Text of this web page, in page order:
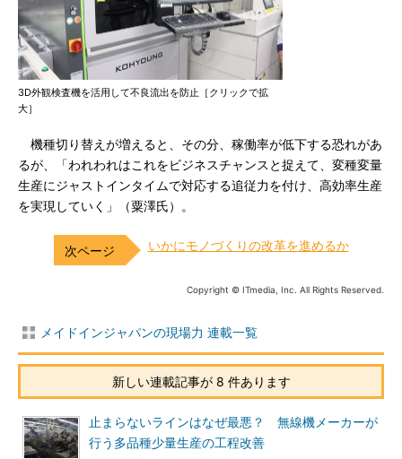
3D外観検査機を活用して不良流出を防止［クリックで拡
大］
機種切り替えが増えると、その分、稼働率が低下する恐れがあ
るが、「われわれはこれをビジネスチャンスと捉えて、変種変量
生産にジャストインタイムで対応する追従力を付け、高効率生産
を実現していく」（粟澤氏）。
いかにモノづくりの改革を進めるか
Copyright © ITmedia, Inc. All Rights Reserved.
メイドインジャパンの現場力 連載一覧
新しい連載記事が 8 件あります
止まらないラインはなぜ最悪？ 無線機メーカーが
行う多品種少量生産の工程改善